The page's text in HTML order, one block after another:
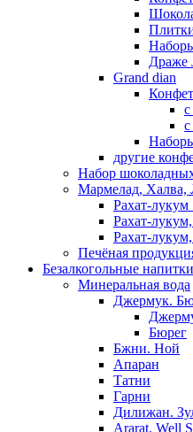
Драже
Grand dian
другие
Набор
Мармелад, Халва,
Рахат-
Рахат-
Рахат-
Печёная
Безалкогольные напитки
Минеральная вода
Джермук.
Бюрег
Бжни. Ной
Апаран
Татни
Гарни
Дилижан.
Ararat. Well